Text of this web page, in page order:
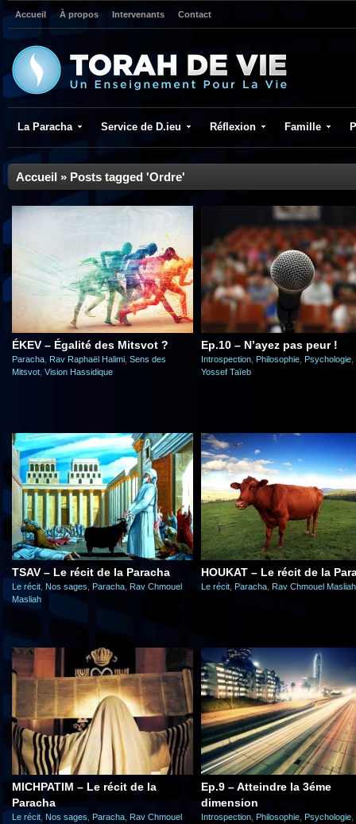
Accueil À propos Intervenants Contact
La Paracha Service de D.ieu Réflexion Famille
Accueil » Posts tagged 'Ordre'
ÉKEV – Égalité des Mitsvot ?
Paracha Rav Raphaël Halimi Sens des
Mitsvot Vision Hassidique
Ep.10 – N’ayez pas peur !
Introspection Philosophie Psychologie
Yossef Taïeb
TSAV – Le récit de la Paracha
Le récit Nos sages Paracha Rav Chmouel
Masliah
HOUKAT – Le récit de la
Le récit Paracha Rav Chmouel Masliah
MICHPATIM – Le récit de la
Paracha
Le récit Nos sages Paracha Rav Chmouel
Ep.9 – Atteindre la 3éme
dimension
Introspection Philosophie Psychologie